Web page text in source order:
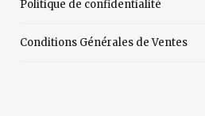
Politique de confidentialité
Conditions Générales de Ventes